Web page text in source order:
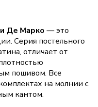
Де Марко — это
Серия постельного
отличает от
пошивом. Все
на молнии с
кантом.